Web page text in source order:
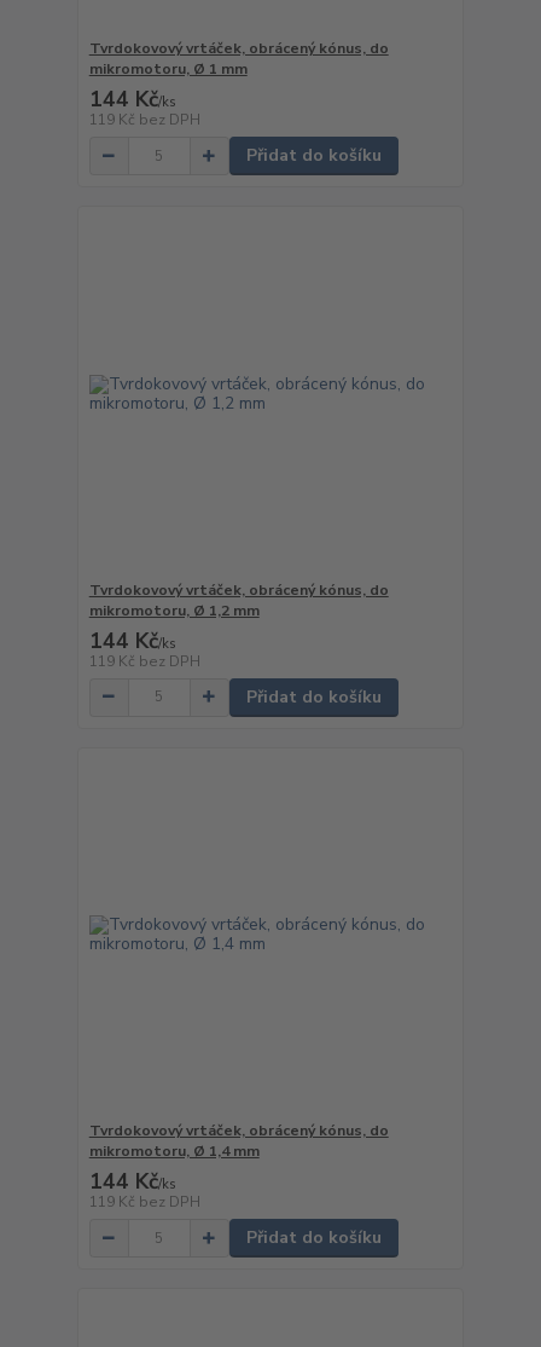
Tvrdokovový vrtáček, obrácený kónus, do
mikromotoru, Ø 1 mm
144 Kč/ks
119 Kč bez DPH
Přidat do košíku
Tvrdokovový vrtáček, obrácený kónus, do
mikromotoru, Ø 1,2 mm
144 Kč/ks
119 Kč bez DPH
Přidat do košíku
Tvrdokovový vrtáček, obrácený kónus, do
mikromotoru, Ø 1,4 mm
144 Kč/ks
119 Kč bez DPH
Přidat do košíku